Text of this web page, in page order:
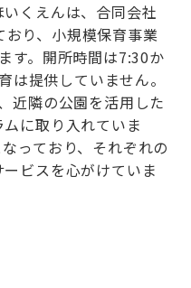
くえんは、合同会社
り、小規模保育事業
す。開所時間は7:30か
は提供していません。
近隣の公園を活用した
に取り入れていま
っており、それぞれの
ビスを心がけていま